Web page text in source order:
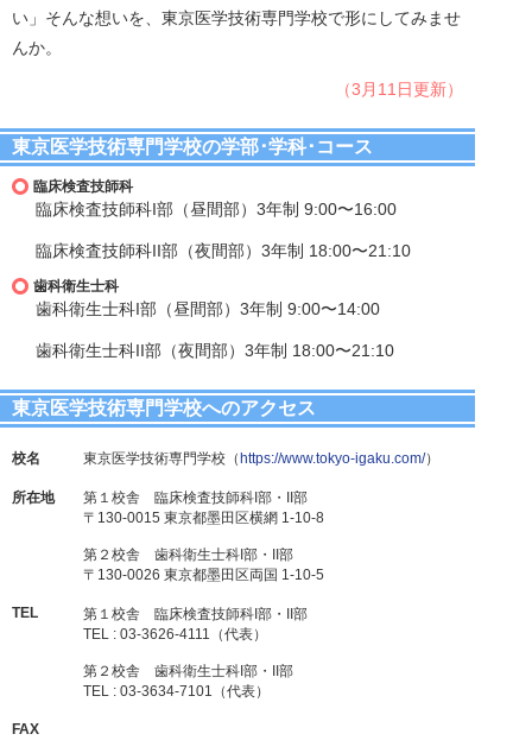
い」そんな想いを、東京医学技術専門学校で形にしてみませ
んか。
（3月11日更新）
東京医学技術専門学校の学部･学科･コース
臨床検査技師科
臨床検査技師科I部（昼間部）3年制 9:00〜16:00
臨床検査技師科II部（夜間部）3年制 18:00〜21:10
歯科衛生士科
歯科衛生士科I部（昼間部）3年制 9:00〜14:00
歯科衛生士科II部（夜間部）3年制 18:00〜21:10
東京医学技術専門学校へのアクセス
校名 東京医学技術専門学校（ https://www.tokyo-igaku.com/）
所在地
第１校舎 臨床検査技師科I部・II部
〒130-0015 東京都墨田区横網 1-10-8
第２校舎 歯科衛生士科I部・II部
〒130-0026 東京都墨田区両国 1-10-5
TEL
第１校舎 臨床検査技師科I部・II部
TEL : 03-3626-4111（代表）
第２校舎 歯科衛生士科I部・II部
TEL : 03-3634-7101（代表）
FAX